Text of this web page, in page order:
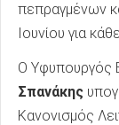
πεπραγμένων
Ιουνίου για
Ο Υφυπουργός
Σπανάκης
Κανονισμός